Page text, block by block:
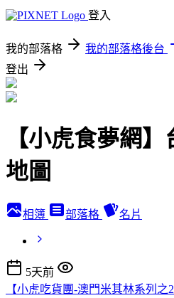
登入
我的部落格 我的部落格後台
登出
【小虎食夢網
地圖
相簿 部落格 名片
5天前
【小虎吃貨團-澳門米其林系列